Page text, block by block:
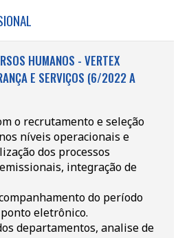
HUMANOS - VERTEX
E SERVIÇOS (6/2022 A
o recrutamento e seleção
níveis operacionais e
dos processos
integração de
do período
eletrônico.
departamentos, analise de